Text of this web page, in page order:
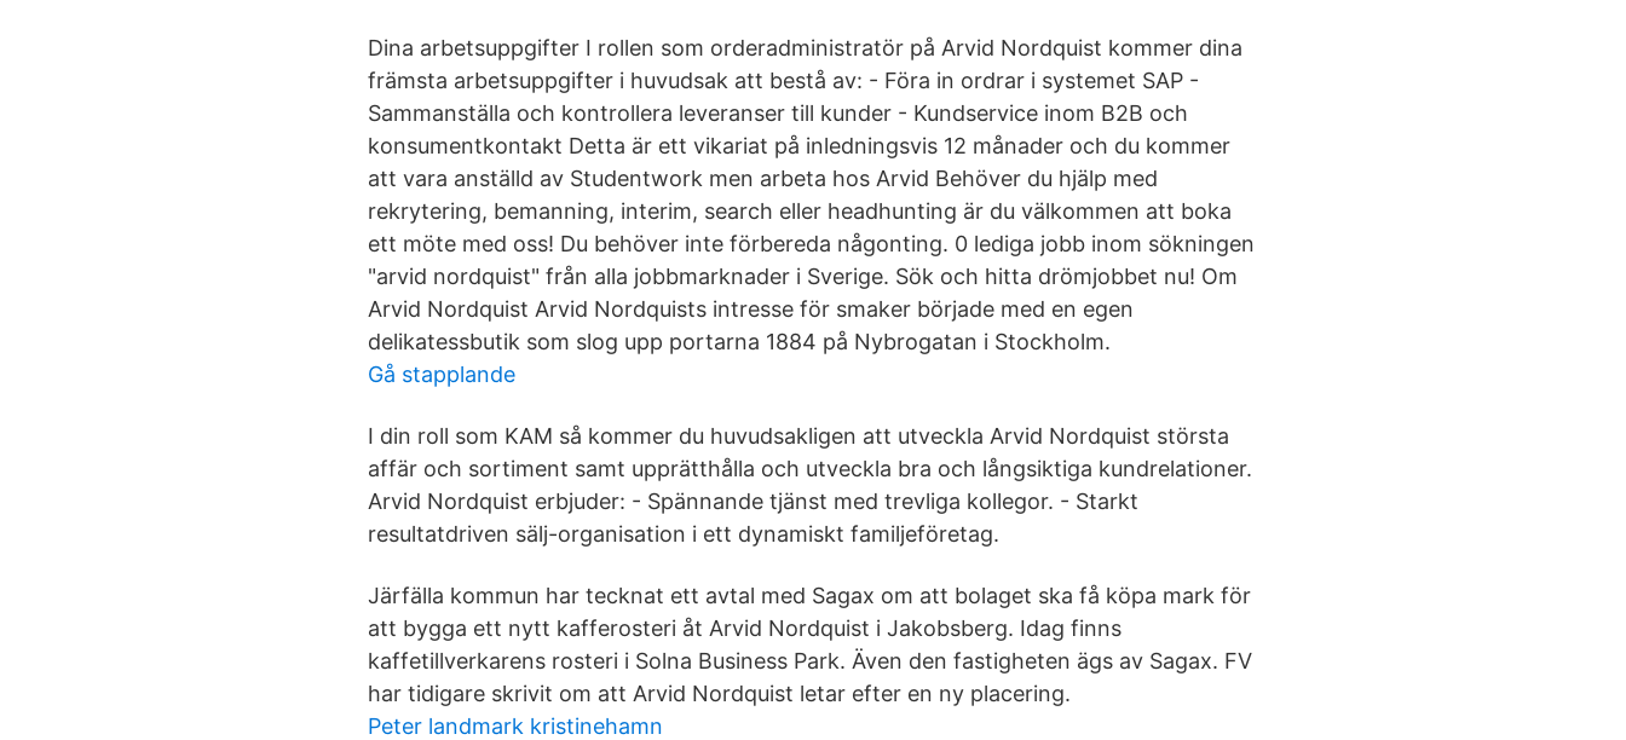
Dina arbetsuppgifter I rollen som orderadministratör på Arvid Nordquist kommer dina
främsta arbetsuppgifter i huvudsak att bestå av: - Föra in ordrar i systemet SAP -
Sammanställa och kontrollera leveranser till kunder - Kundservice inom B2B och
konsumentkontakt Detta är ett vikariat på inledningsvis 12 månader och du kommer
att vara anställd av Studentwork men arbeta hos Arvid Behöver du hjälp med
rekrytering, bemanning, interim, search eller headhunting är du välkommen att boka
ett möte med oss! Du behöver inte förbereda någonting. 0 lediga jobb inom sökningen
"arvid nordquist" från alla jobbmarknader i Sverige. Sök och hitta drömjobbet nu! Om
Arvid Nordquist Arvid Nordquists intresse för smaker började med en egen
delikatessbutik som slog upp portarna 1884 på Nybrogatan i Stockholm.
Gå stapplande
I din roll som KAM så kommer du huvudsakligen att utveckla Arvid Nordquist största
affär och sortiment samt upprätthålla och utveckla bra och långsiktiga kundrelationer.
Arvid Nordquist erbjuder: - Spännande tjänst med trevliga kollegor. - Starkt
resultatdriven sälj-organisation i ett dynamiskt familjeföretag.
Järfälla kommun har tecknat ett avtal med Sagax om att bolaget ska få köpa mark för
att bygga ett nytt kafferosteri åt Arvid Nordquist i Jakobsberg. Idag finns
kaffetillverkarens rosteri i Solna Business Park. Även den fastigheten ägs av Sagax. FV
har tidigare skrivit om att Arvid Nordquist letar efter en ny placering.
Peter landmark kristinehamn